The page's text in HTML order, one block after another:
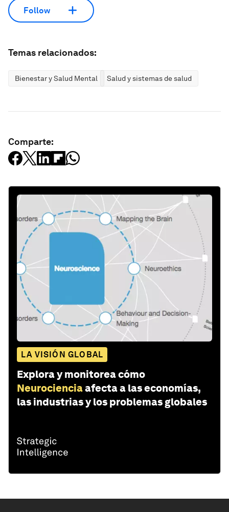
Follow
Temas relacionados:
Bienestar y Salud Mental Salud y sistemas de salud
Comparte:
LA VISIÓN GLOBAL
Explora y monitorea cómo
Neurocienciaafecta a las economías,
las industrias y los problemas globales